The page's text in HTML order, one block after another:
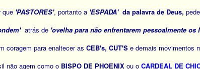
que 'PASTORES', portanto a 'ESPADA'da palavra de Deus,
atrás de 'ovelha para não enfrentarem pessoalmente os
coragem para enaltecer as CEB's, CUT'S e demais movimentos
não agem como o BISPO DE PHOENIX ou o CARDEAL DE